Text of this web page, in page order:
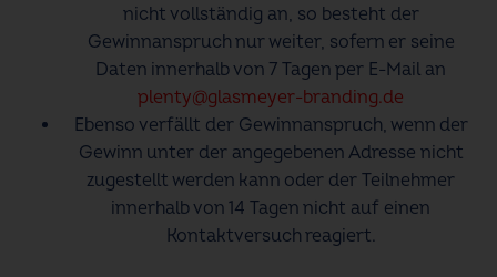
nicht vollständig an, so besteht der
Gewinnanspruch nur weiter, sofern er seine
Daten innerhalb von 7 Tagen per E-Mail an
plenty@glasmeyer-branding.de
Ebenso verfällt der Gewinnanspruch, wenn der
Gewinn unter der angegebenen Adresse nicht
zugestellt werden kann oder der Teilnehmer
innerhalb von 14 Tagen nicht auf einen
Kontaktversuch reagiert.